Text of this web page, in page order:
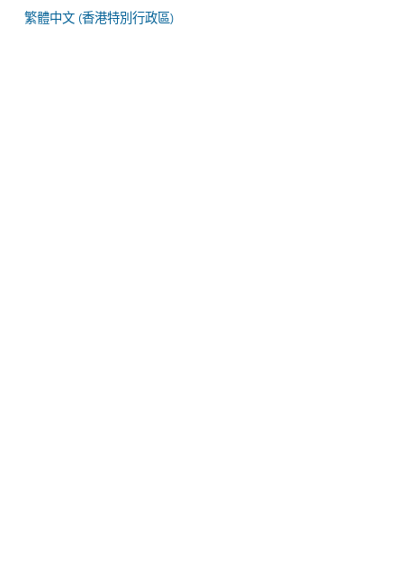
繁體中文 (香港特別行政區)